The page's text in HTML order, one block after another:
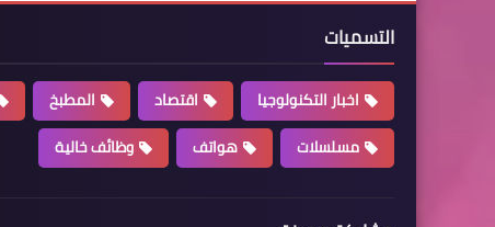
التسميات
اخبار التكنولوجيا اقتصاد المطبخ
مسلسلات
هواتف وظائف خالية